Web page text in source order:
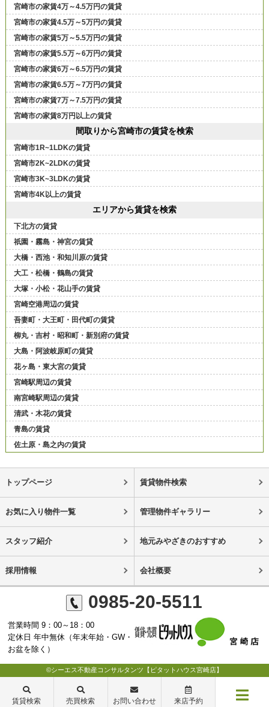
宮崎市の家賃4万～4.5万円の賃貸
宮崎市の家賃4.5万～5万円の賃貸
宮崎市の家賃5万～5.5万円の賃貸
宮崎市の家賃5.5万～6万円の賃貸
宮崎市の家賃6万～6.5万円の賃貸
宮崎市の家賃6.5万～7万円の賃貸
宮崎市の家賃7万～7.5万円の賃貸
宮崎市の家賃8万円以上の賃貸
間取りから宮崎市の賃貸を検索
宮崎市1R~1LDKの賃貸
宮崎市2K~2LDKの賃貸
宮崎市3K~3LDKの賃貸
宮崎市4K以上の賃貸
エリアから賃貸を検索
下北方の賃貸
祇園・霧島・神宮の賃貸
大橋・西池・和知川原の賃貸
大工・松橋・鶴島の賃貸
大塚・小松・花山手の賃貸
宮崎空港周辺の賃貸
吾妻町・大王町・田代町の賃貸
柳丸・吉村・昭和町・新別府の賃貸
大島・阿波岐原町の賃貸
花ヶ島・東大宮の賃貸
宮崎駅周辺の賃貸
南宮崎駅周辺の賃貸
清武・木花の賃貸
青島の賃貸
佐土原・島之内の賃貸
トップページ 賃貸物件検索
お気に入り物件一覧 管理物件ギャラリー
スタッフ紹介 地元みやざきのおすすめ
採用情報 会社概要
0985-20-5511
営業時間 9：00～18：00
定休日 年中無休（年末年始・GW・
お盆を除く）
©シーエス不動産コンサルタンツ【ピタットハウス宮崎店】
賃貸検索 売買検索 お問い合わせ 来店予約